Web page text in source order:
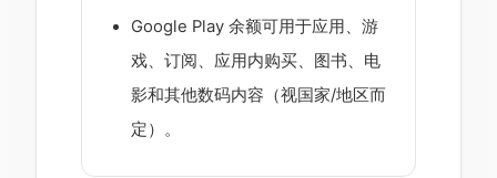
Google Play 余额可用于应用、游
戏、订阅、应用内购买、图书、电
影和其他数码内容（视国家/地区而
定）。